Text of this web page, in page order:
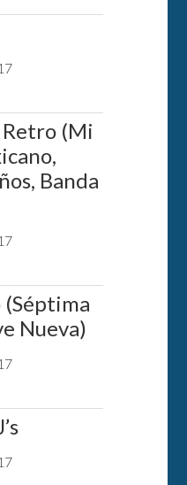
Retro (Mi
Banda
(Séptima
Nueva)